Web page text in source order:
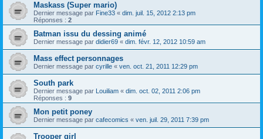
Maskass (Super mario)
Dernier message par Fine33 « dim. juil. 15, 2012 2:13 pm
Réponses : 2
Batman issu du dessing animé
Dernier message par didier69 « dim. févr. 12, 2012 10:59 am
Mass effect personnages
Dernier message par cyrille « ven. oct. 21, 2011 12:29 pm
South park
Dernier message par Louiliam « dim. oct. 02, 2011 2:06 pm
Réponses : 9
Mon petit poney
Dernier message par cafecomics « ven. juil. 29, 2011 7:39 pm
Trooper girl